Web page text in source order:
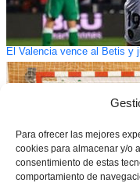
Para ofrecer las mejores
cookies para almacenar y/o
consentimiento de estas
comportamiento de
El Valencia vence al Betis y